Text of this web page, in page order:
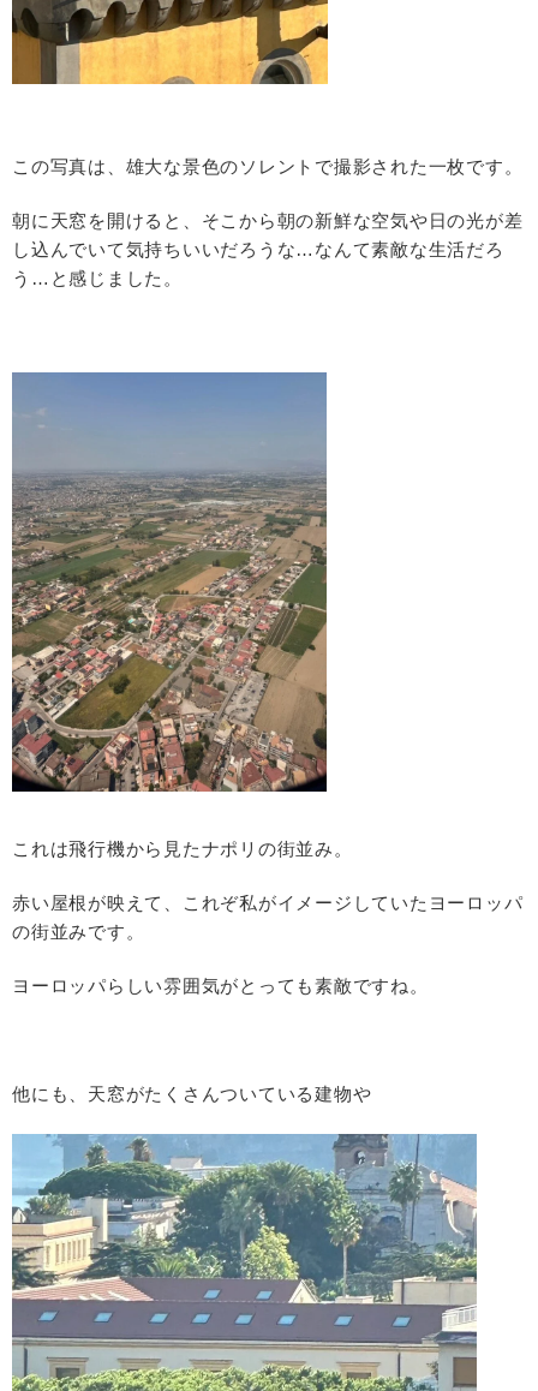
この写真は、雄大な景色のソレントで撮影された一枚です。
朝に天窓を開けると、そこから朝の新鮮な空気や日の光が差
し込んでいて気持ちいいだろうな… なんて素敵な生活だろ
う … と感じました。
これは飛行機から見たナポリの街並み。
赤い屋根が映えて、これぞ私がイメージしていたヨーロッパ
の街並みです。
ヨーロッパらしい雰囲気がとっても素敵ですね。
他にも、天窓がたくさんついている建物や